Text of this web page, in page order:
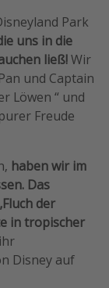
Park
uns in die
ließ!Wir
und Captain
Löwen “ und
Freude
haben wir im
Das
der
in tropischer
Disney auf